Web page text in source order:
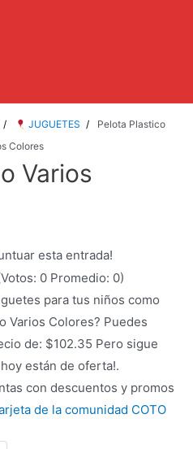
JUGUETES
Pelota Plastico
Colores
Varios
esta entrada!
0Promedio: 0)
para tus niños como
Varios Colores? Puedes
de: $102.35 Pero sigue
están de oferta!.
con descuentos y promos
de la comunidad COTO